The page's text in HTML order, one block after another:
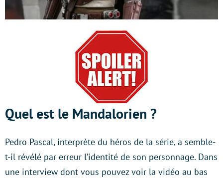
Quel est le Mandalorien ?
Pedro Pascal, interprète du héros de la série, a semble-
t-il révélé par erreur l’identité de son personnage. Dans
une interview dont vous pouvez voir la vidéo au bas